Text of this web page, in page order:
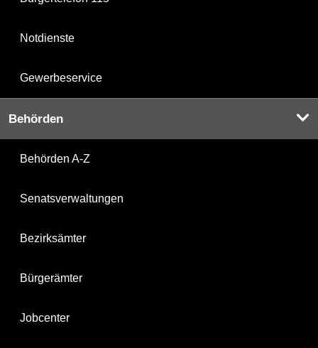
Notdienste
Gewerbeservice
Behörden
Behörden A-Z
Senatsverwaltungen
Bezirksämter
Bürgerämter
Jobcenter